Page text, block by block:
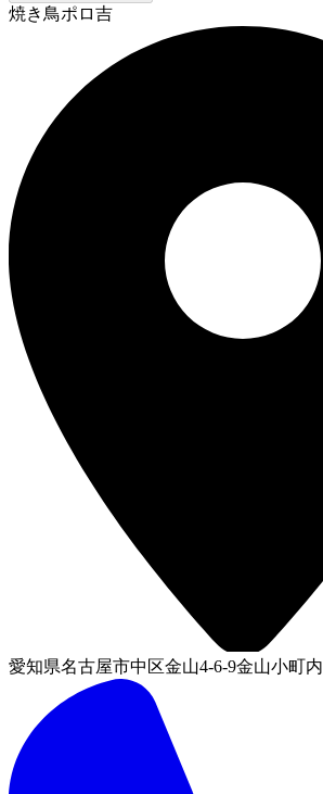
焼き鳥ポロ吉
愛知県名古屋市中区金山4-6-9金山小町内